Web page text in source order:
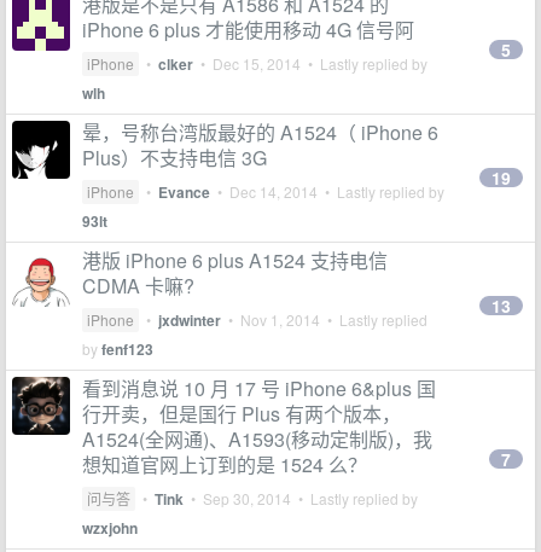
iPhone 6 plus 才能使用移动 4G 信号阿
iPhone • clker • Dec 15, 2014 • Lastly replied by
wlh
5
晕，号称台湾版最好的 A1524（ iPhone 6
Plus）不支持电信 3G
iPhone • Evance • Dec 14, 2014 • Lastly replied by
93lt
19
港版 iPhone 6 plus A1524 支持电信
CDMA 卡嘛?
iPhone • jxdwinter • Nov 1, 2014 • Lastly replied
byfenf123
13
看到消息说 10 月 17 号 iPhone 6&plus 国
行开卖，但是国行 Plus 有两个版本，
A1524(全网通)、A1593(移动定制版)，我
想知道官网上订到的是 1524 么？
问与答 • Tink • Sep 30, 2014 • Lastly replied by
wzxjohn
7